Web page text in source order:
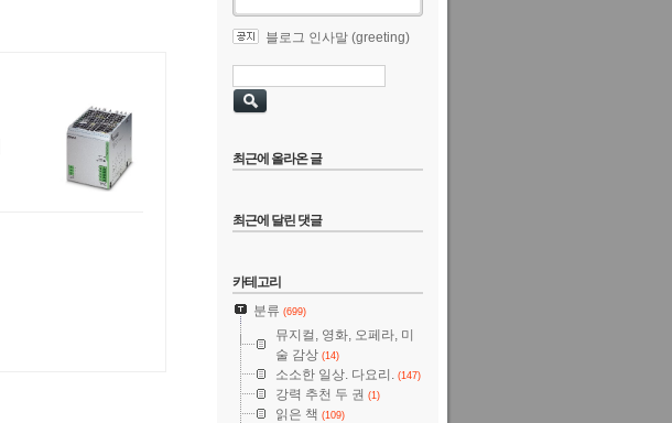
블로그 인사말 (greeting)
최근에 올라온 글
최근에 달린 댓글
카테고리
분류 (699)
뮤지컬, 영화, 오페라, 미
술 감상 (14)
소소한 일상. 다요리. (147)
강력 추천 두 권 (1)
읽은 책 (109)